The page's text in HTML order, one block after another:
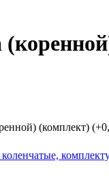
(комплект)